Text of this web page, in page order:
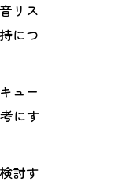
リス
につ
ュー
にす
討す